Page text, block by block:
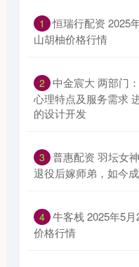
1
恒瑞行配资 2025
山胡柚价格行情
2 中金宸大 两部门
心理特点及服务需求
的设计开发
3 普惠配资 羽坛女
退役后嫁师弟，如今
4 牛客栈 2025年5
价格行情